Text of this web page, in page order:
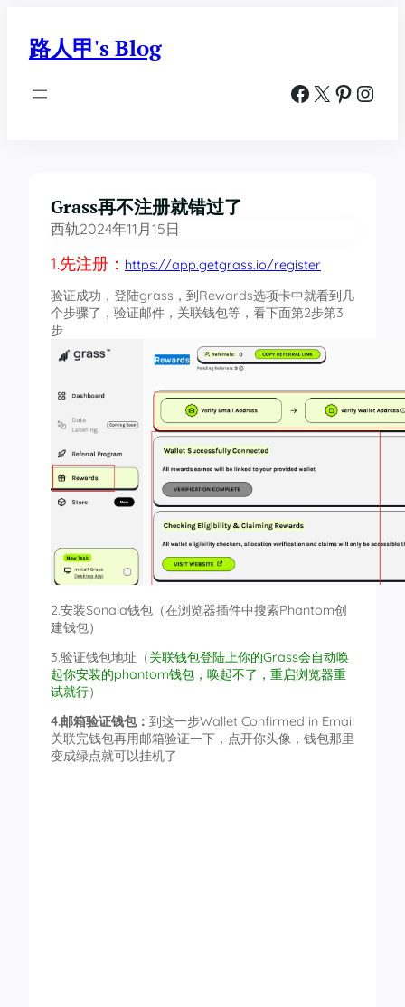
路人甲's Blog
Facebook X Pinterest Instagram
Grass再不注册就错过了
西轨2024年11月15日
1.先注册： https://app.getgrass.io/register
验证成功，登陆grass，到Rewards选项卡中就看到几
个步骤了，验证邮件，关联钱包等，看下面第2步第3
步
2.安装Sonala钱包（在浏览器插件中搜索Phantom创
建钱包）
3.验证钱包地址（关联钱包登陆上你的Grass会自动唤
起你安装的phantom钱包，唤起不了，重启浏览器重
试就行）
4.邮箱验证钱包： 到这一步Wallet Confirmed in Email
关联完钱包再用邮箱验证一下，点开你头像，钱包那里
变成绿点就可以挂机了